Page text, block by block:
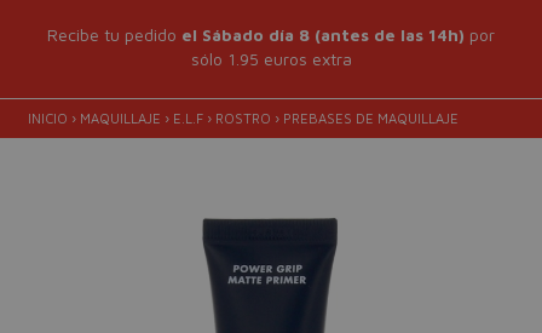
Recibe tu pedido el Sábado día 8 (antes de las 14h) por
sólo 1.95 euros extra
INICIO › MAQUILLAJE › E.L.F › ROSTRO › PREBASES DE MAQUILLAJE